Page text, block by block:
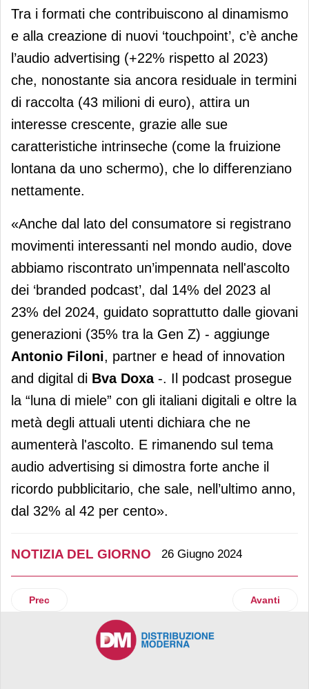
Tra i formati che contribuiscono al dinamismo
e alla creazione di nuovi ‘touchpoint’, c’è anche
l’audio advertising (+22% rispetto al 2023)
che, nonostante sia ancora residuale in termini
di raccolta (43 milioni di euro), attira un
interesse crescente, grazie alle sue
caratteristiche intrinseche (come la fruizione
lontana da uno schermo), che lo differenziano
nettamente.
«Anche dal lato del consumatore si registrano
movimenti interessanti nel mondo audio, dove
abbiamo riscontrato un’impennata nell'ascolto
dei ‘branded podcast’, dal 14% del 2023 al
23% del 2024, guidato soprattutto dalle giovani
generazioni (35% tra la Gen Z) - aggiunge
Antonio Filoni, partner e head of innovation
and digital di Bva Doxa-. Il podcast prosegue
la “luna di miele” con gli italiani digitali e oltre la
metà degli attuali utenti dichiara che ne
aumenterà l'ascolto. E rimanendo sul tema
audio advertising si dimostra forte anche il
ricordo pubblicitario, che sale, nell’ultimo anno,
dal 32% al 42 per cento».
NOTIZIA DEL GIORNO 26 Giugno 2024
Articolo precedente: Il discounter russo MyPrice (Mere)
Prec Articolo
Avanti